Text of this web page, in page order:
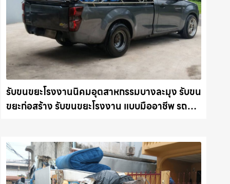
รับขนขยะโรงงานนิคมอุตสาหกรรมบางละมุง รับขน
ขยะก่อสร้าง รับขนขยะโรงงาน แบบมืออาชีพ รถ